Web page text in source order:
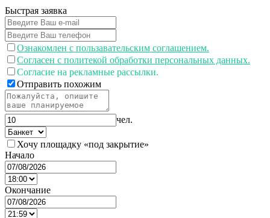
Быстрая заявка
Ознакомлен с пользавательским соглашением.
Согласен с политекой обработки персональных данных.
Согласие на рекламные рассылки.
Отправить похожим
чел.
Хочу площадку «под закрытие»
Начало
Окончание